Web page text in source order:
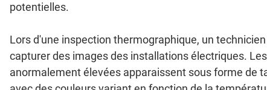
potentielles.
Lors d'une inspection thermographique, un
capturer des images des installations électriques.
anormalement élevées apparaissent sous forme de